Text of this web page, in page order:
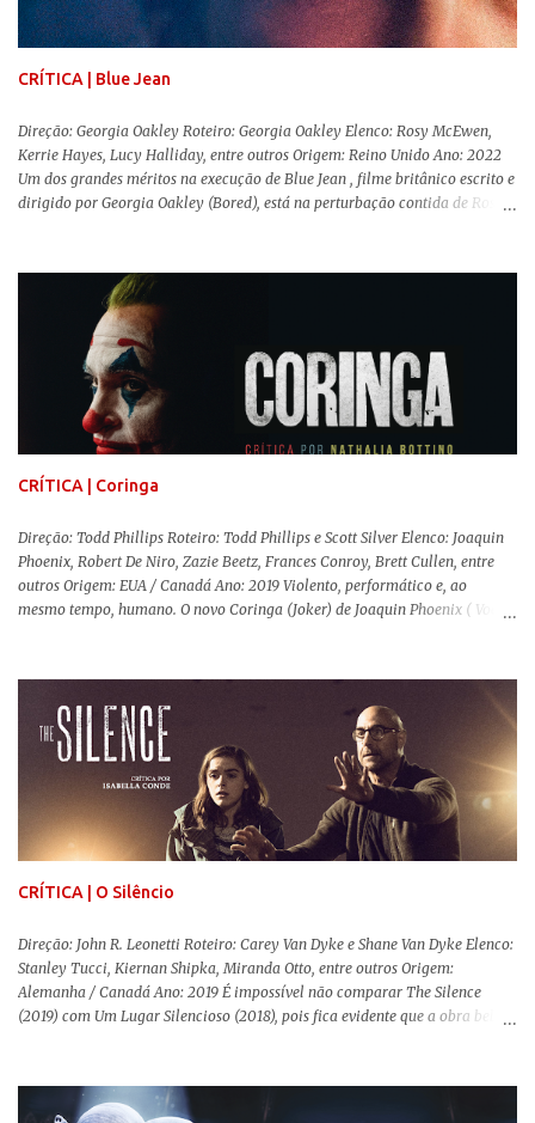
Coutinho (Edifício Master) teve que abandonar as filmagens do
documentário sobre o assassinato do líder camponês Joã...
CRÍTICA | Blue Jean
Direção: Georgia Oakley Roteiro: Georgia Oakley Elenco: Rosy McEwen,
Kerrie Hayes, Lucy Halliday, entre outros Origem: Reino Unido Ano: 2022
Um dos grandes méritos na execução de Blue Jean , filme britânico escrito e
dirigido por Georgia Oakley (Bored), está na perturbação contida de Rosy
movimentos e falas, equilibrada numa frágil neutralidade entre seu
trabalho e seus afetos, passando noites bebendo e jogando sinuca com seu
grupo de amigas lésbicas e sua amante. É imperativo para ela que ambos
os mundos não se cruzem de modo algum, pois o período histórico no qual
a história se passa - 1988 na Inglaterra - é de um contexto profundamente
conservador e hostil a pessoas queer. Com o governo liderado pela então
primeira-ministra Margaret Tatcher usando recursos supostamente
constitucionais para mobilizar campanhas agressivas ao modo de vida
CRÍTICA | Coringa
Direção: Todd Phillips Roteiro: Todd Phillips e Scott Silver Elenco: Joaquin
Phoenix, Robert De Niro, Zazie Beetz, Frances Conroy, Brett Cullen, entre
outros Origem: EUA / Canadá Ano: 2019 Violento, performático e, ao
mesmo tempo, humano. O novo Coringa (Joker) de Joaquin Phoenix ( Você
Comics . É importante ressaltar que este não é um filme de herói. E muito
menos de vilão. O longa de Todd Phillips (Se Beber, Não Case!) segue uma
trajetória profunda do reflexo da corrupção da sociedade na vida de um ser
humano, capaz de causar perturbação e desconforto do inicio ao fim da
projeção, e por mais um bom tempo após deixar o cinema. Trata-se de
uma obra difícil de ser "digerida", pois lida com temas sensíveis, como
abuso, doença mental, bullying e violência física. Todo esse turbilhão de
informações molda a mente d...
CRÍTICA | O Silêncio
Direção: John R. Leonetti Roteiro: Carey Van Dyke e Shane Van Dyke Elenco:
Stanley Tucci, Kiernan Shipka, Miranda Otto, entre outros Origem:
Alemanha / Canadá Ano: 2019 É impossível não comparar The Silence
(2019) com Um Lugar Silencioso (2018), pois fica evidente que a obra bebe
reproduzir alguns elementos que consograram a obra de John Krasinski
(The Office). Aqui os “monstros” com audições aguçadas eram seres da